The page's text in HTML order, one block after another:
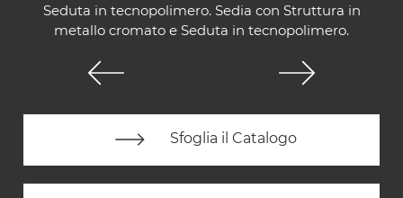
Seduta in tecnopolimero. Sedia con Struttura in
metallo cromato e Seduta in tecnopolimero.
Sfoglia il Catalogo